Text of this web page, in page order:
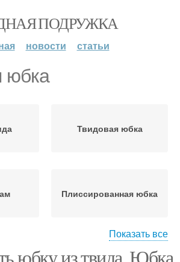
ПОДРУЖКА
новости статьи
юбка
Твидовая юбка
Плиссированная юбка
Трикотажная юбка
Показать все